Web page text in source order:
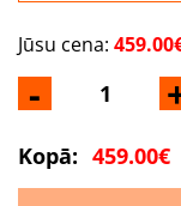
-
Jūsu cena:
Kopā: 459.00€